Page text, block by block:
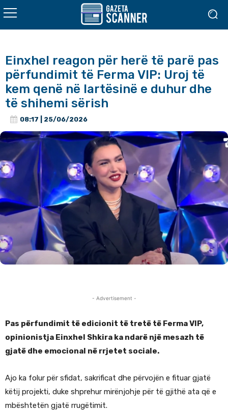
Einxhel reagon për herë të parë pas
përfundimit të Ferma VIP: Uroj të
kem qenë në lartësinë e duhur dhe
të shihemi sërish
08:17 | 25/06/2026
- Advertisement -
Pas përfundimit të edicionit të tretë të Ferma VIP,
opinionistja Einxhel Shkira ka ndarë një mesazh të
gjatë dhe emocional në rrjetet sociale.
Ajo ka folur për sfidat, sakrificat dhe përvojën e fituar gjatë
këtij projekti, duke shprehur mirënjohje për të gjithë ata që e
mbështetën gjatë rrugëtimit.